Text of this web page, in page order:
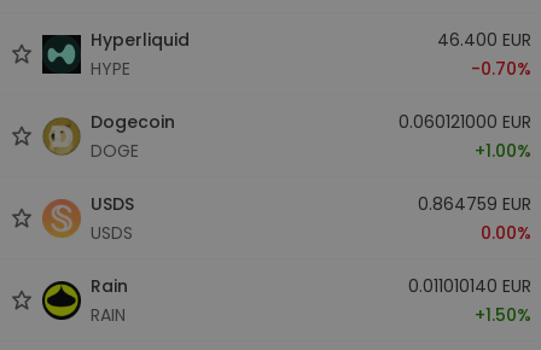
Hyperliquid
HYPE
46.400 EUR
-0.70%
Dogecoin
DOGE
0.060121000 EUR
+1.00%
USDS
USDS
0.864759 EUR
0.00%
Rain
RAIN
0.011010140 EUR
+1.50%